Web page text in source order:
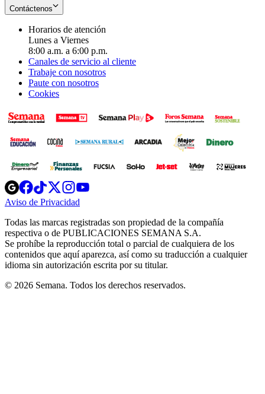
Contáctenos
Horarios de atención
Lunes a Viernes
8:00 a.m. a 6:00 p.m.
Canales de servicio al cliente
Trabaje con nosotros
Paute con nosotros
Cookies
Opens
in
new
Opens
in
new
Opens
in
new
window
Opens
new
windowwindow
Aviso de Privacidad
new
window
Todas las marcas registradas son propiedad de la compañía
respectiva o de PUBLICACIONES SEMANA S.A.
Se prohíbe la reproducción total o parcial de cualquiera de los
contenidos que aquí aparezca, así como su traducción a cualquier
idioma sin autorización escrita por su titular.
© 2026 Semana. Todos los derechos reservados.